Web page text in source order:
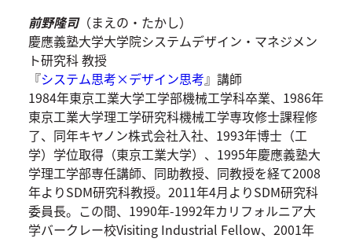
前野隆司（まえの・たかし）
慶應義塾大学大学院システムデザイン・マネジメン
ト研究科 教授
『システム思考×デザイン思考』講師
1984年東京工業大学工学部機械工学科卒業、1986年
東京工業大学理工学研究科機械工学専攻修士課程修
了、同年キヤノン株式会社入社、1993年博士（工
学）学位取得（東京工業大学）、1995年慶應義塾大
学理工学部専任講師、同助教授、同教授を経て2008
年よりSDM研究科教授。2011年4月よりSDM研究科
委員長。この間、1990年-1992年カリフォルニア大
学バークレー校Visiting Industrial Fellow、2001年